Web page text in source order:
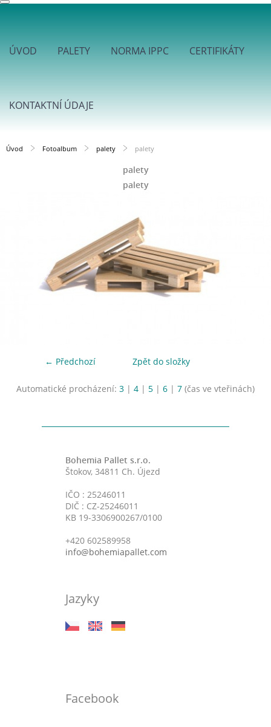
ÚVOD PALETY NORMA IPPC CERTIFIKÁTY
KONTAKTNÍ ÚDAJE
Úvod Fotoalbum palety palety
palety
palety
← Předchozí Zpět do složky
Automatické procházení: 3 | 4 | 5 | 6 | 7 (čas ve vteřinách)
Bohemia Pallet s.r.o.
Štokov, 34811 Ch. Újezd
IČO : 25246011
DIČ : CZ-25246011
KB 19-3306900267/0100
+420 602589958
info@bohemiapallet.com
Jazyky
Facebook